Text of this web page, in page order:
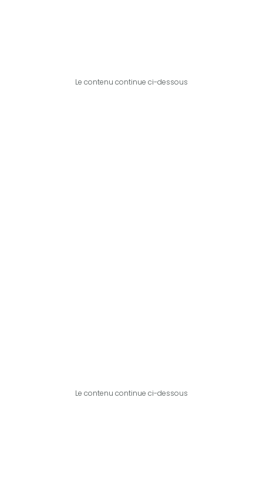
Le contenu continue ci-dessous
Le contenu continue ci-dessous